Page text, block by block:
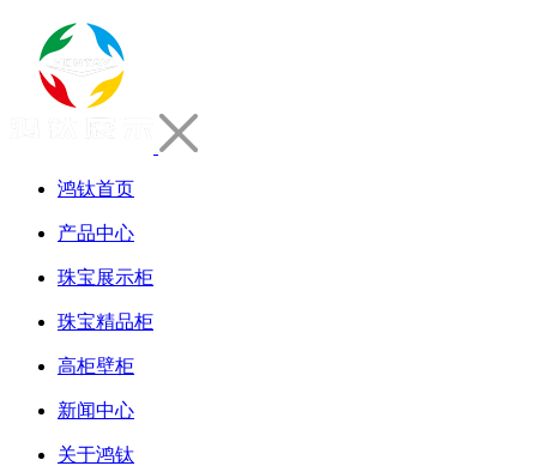
鸿钛首页
产品中心
珠宝展示柜
珠宝精品柜
高柜壁柜
新闻中心
关于鸿钛